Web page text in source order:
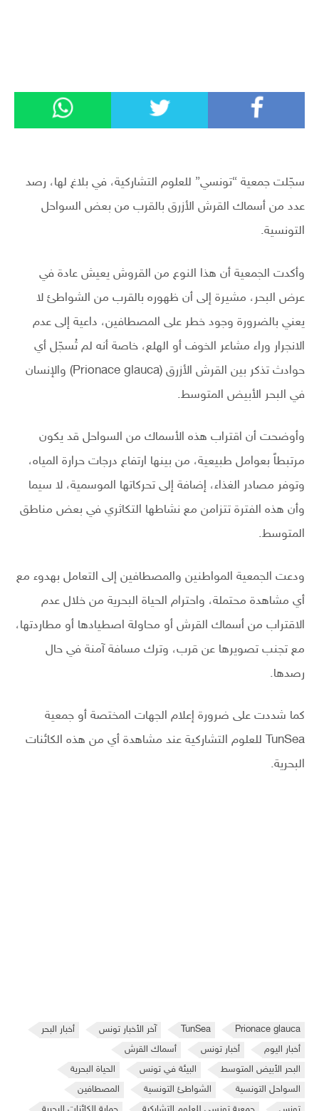
سجّلت جمعية “تونسي” للعلوم التشاركية، في بلاغ لها، رصد
عدد من أسماك القرش الأزرق بالقرب من بعض السواحل
التونسية.
وأكدت الجمعية أن هذا النوع من القروش يعيش عادة في
عرض البحر، مشيرة إلى أن ظهوره بالقرب من الشواطئ لا
يعني بالضرورة وجود خطر على المصطافين، داعية إلى عدم
الانجرار وراء مشاعر الخوف أو الهلع، خاصة أنه لم تُسجّل أي
حوادث تذكر بين القرش الأزرق (Prionace glauca) والإنسان
في البحر الأبيض المتوسط.
وأوضحت أن اقتراب هذه الأسماك من السواحل قد يكون
مرتبطاً بعوامل طبيعية، من بينها ارتفاع درجات حرارة المياه،
وتوفر مصادر الغذاء، إضافة إلى تحركاتها الموسمية، لا سيما
وأن هذه الفترة تتزامن مع نشاطها التكاثري في بعض مناطق
المتوسط.
ودعت الجمعية المواطنين والمصطافين إلى التعامل بهدوء مع
أي مشاهدة محتملة، واحترام الحياة البحرية من خلال عدم
الاقتراب من أسماك القرش أو محاولة اصطيادها أو مطاردتها،
مع تجنب تصويرها عن قرب، وترك مسافة آمنة في حال
رصدها.
كما شددت على ضرورة إعلام الجهات المختصة أو جمعية
TunSea للعلوم التشاركية عند مشاهدة أي من هذه الكائنات
البحرية.
Prionace glauca
TunSea آخر الأخبار تونس
أخبار البحر
أخبار اليوم
أخبار تونس
أسماك القرش
البحر الأبيض المتوسط
البيئة في تونس
الحياة البحرية
السواحل التونسية
الشواطئ التونسية
المصطافين